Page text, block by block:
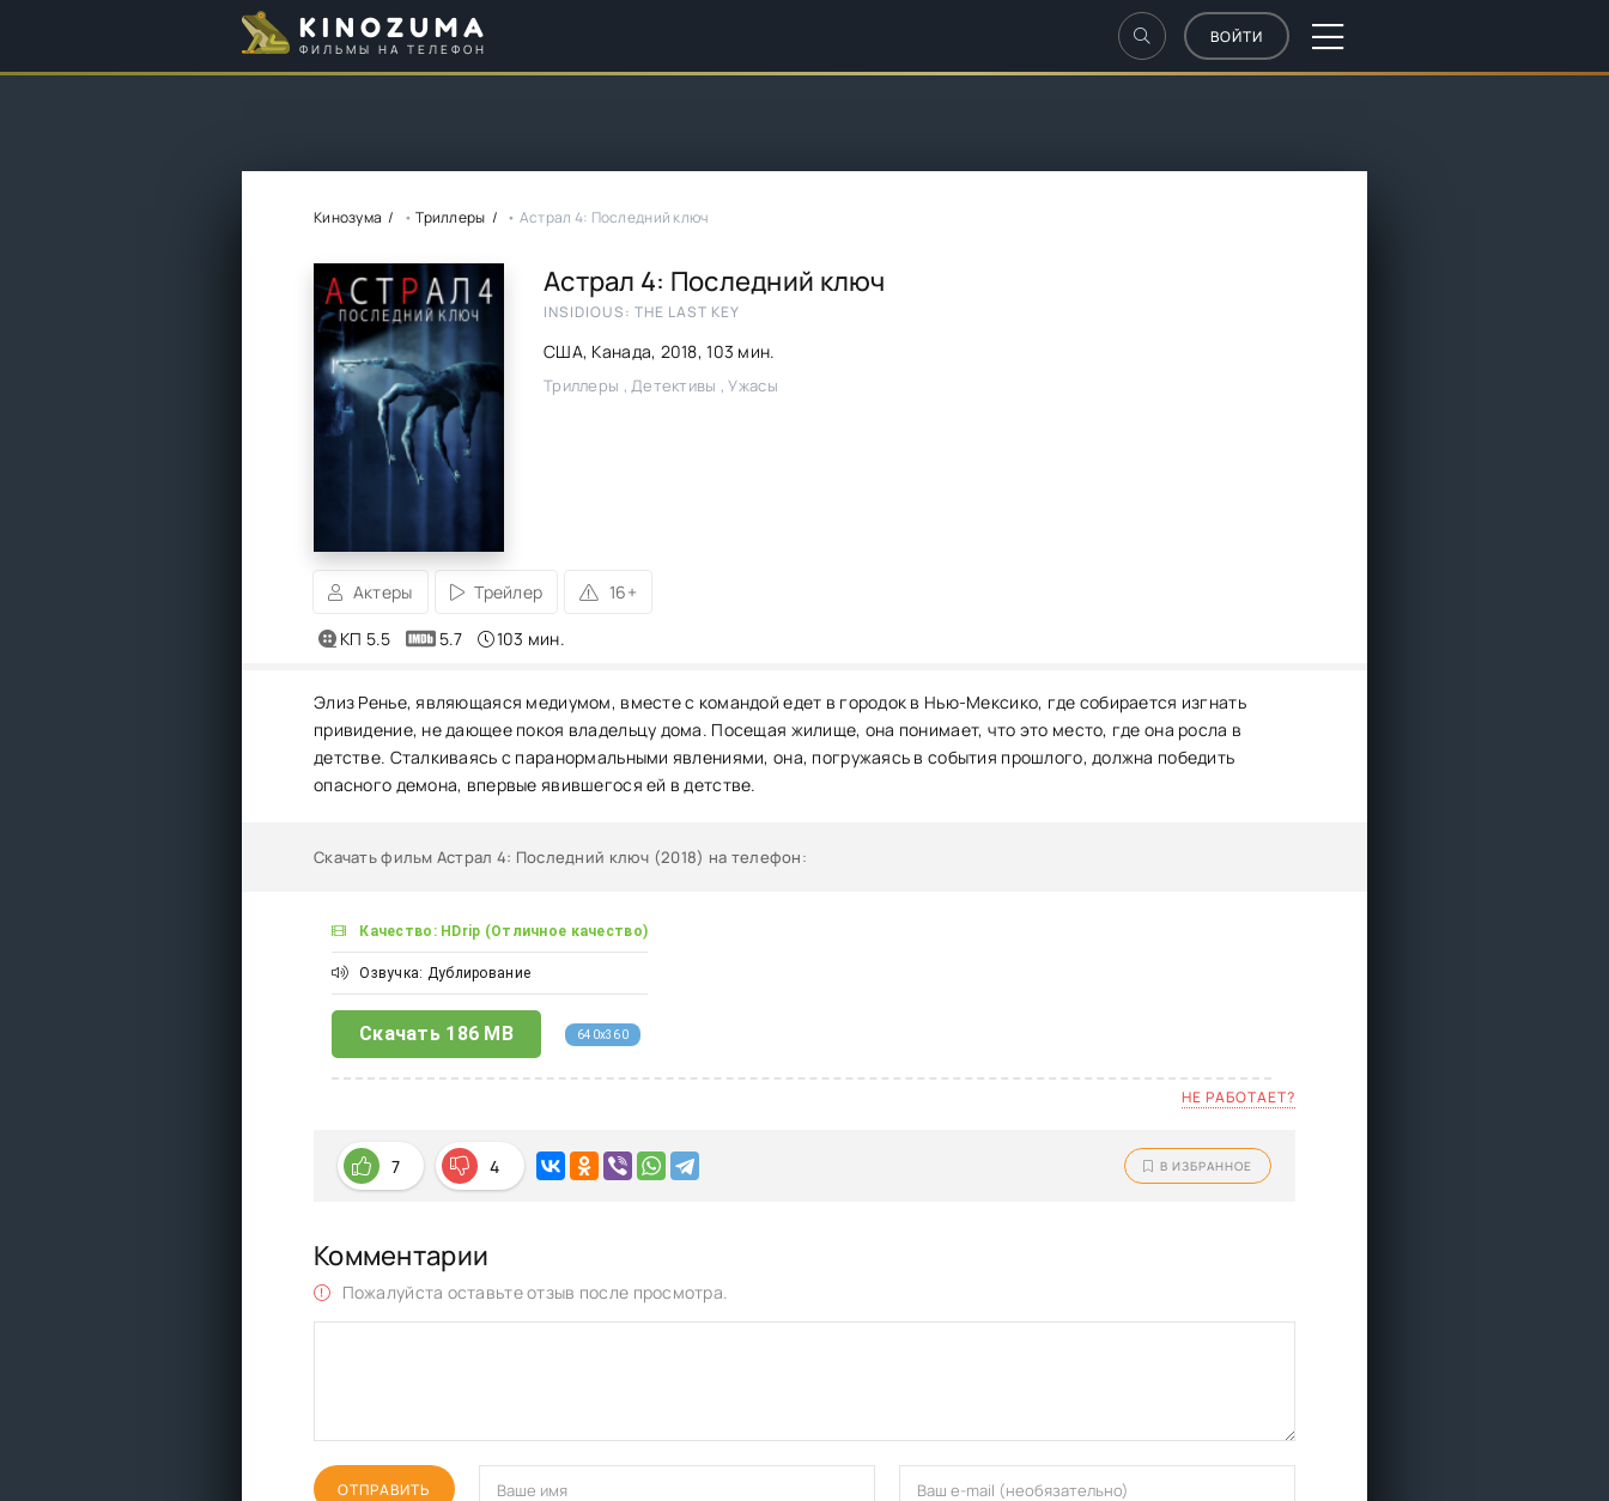
KINOZUMA
ФИЛЬМЫ НА ТЕЛЕФОН
ВОЙТИ
Кинозума •Триллеры • Астрал 4: Последний ключ
Астрал 4: Последний ключ
INSIDIOUS: THE LAST KEY
США, Канада, 2018, 103 мин.
Триллеры , Детективы , Ужасы
Актеры Трейлер 16+
КП 5.5 5.7 103 мин.
Элиз Ренье, являющаяся медиумом, вместе с командой едет в городок в Нью-Мексико, где собирается изгнать
привидение, не дающее покоя владельцу дома. Посещая жилище, она понимает, что это место, где она росла в
детстве. Сталкиваясь с паранормальными явлениями, она, погружаясь в события прошлого, должна победить
опасного демона, впервые явившегося ей в детстве.
Скачать фильм Астрал 4: Последний ключ (2018) на телефон:
Качество: HDrip (Отличное качество)
Озвучка: Дублирование
Скачать 186 MB 640x360
НЕ РАБОТАЕТ?
7 4 В ИЗБРАННОЕ
Комментарии
Пожалуйста оставьте отзыв после просмотра.
ОТПРАВИТЬ